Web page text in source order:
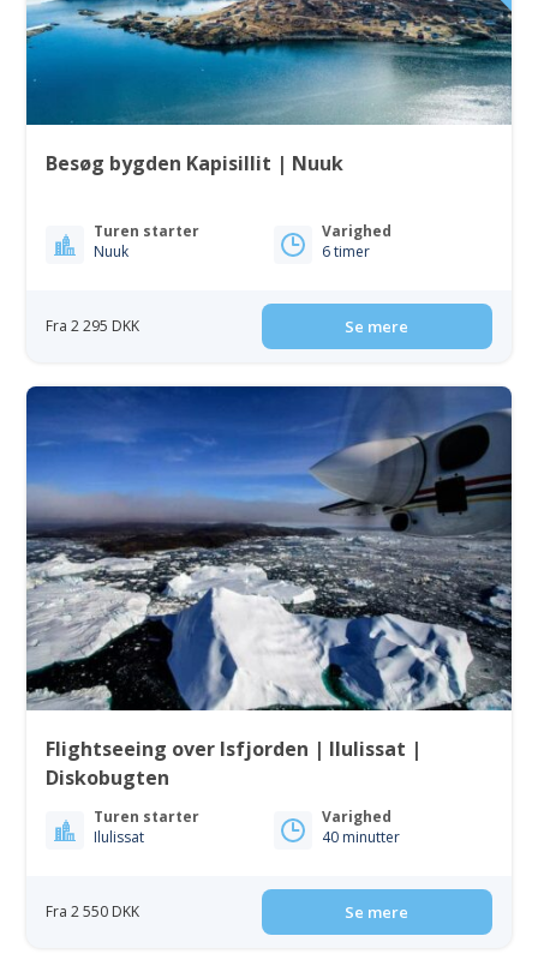
Besøg bygden Kapisillit | Nuuk
Turen starter
Nuuk
Varighed
6 timer
Fra 2 295 DKK Se mere
Flightseeing over Isfjorden | Ilulissat |
Diskobugten
Turen starter
Ilulissat
Varighed
40 minutter
Fra 2 550 DKK Se mere